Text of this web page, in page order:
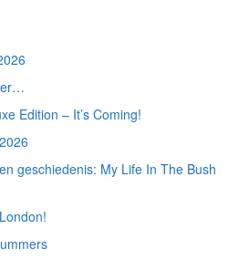
Edition – It’s Coming!
geschiedenis: My Life In The Bush